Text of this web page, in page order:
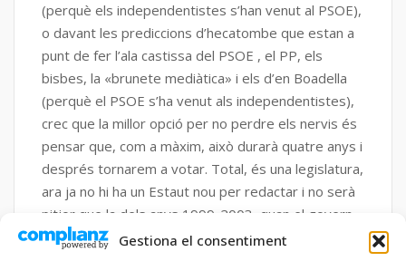
Gestiona el consentiment
(perquè els independentistes s’han venut al PSOE),
o davant les prediccions d’hecatombe que estan a
punt de fer l’ala castissa del PSOE , el PP, els
bisbes, la «brunete mediàtica» i els d’en Boadella
(perquè el PSOE s’ha venut als independentistes),
crec que la millor opció per no perdre els nervis és
pensar que, com a màxim, això durarà quatre anys i
després tornarem a votar. Total, és una legislatura,
ara ja no hi ha un Estaut nou per redactar i no serà
pitjor que la dels anys 1999-2003, quan el govern
de CiU va tenir el país anestessiat per assegurar-